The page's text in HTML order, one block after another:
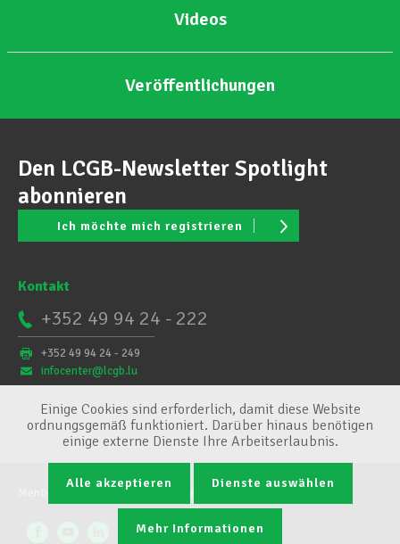
Videos
Veröffentlichungen
Den LCGB-Newsletter Spotlight
abonnieren
Ich möchte mich registrieren
Kontakt
+352 49 94 24 - 222
+352 49 94 24 - 249
infocenter@lcgb.lu
Conditions générales
Einige Cookies sind erforderlich, damit diese Website
ordnungsgemäß funktioniert. Darüber hinaus benötigen
einige externe Dienste Ihre Arbeitserlaubnis.
Alle akzeptieren Dienste auswählen
Mehr Informationen